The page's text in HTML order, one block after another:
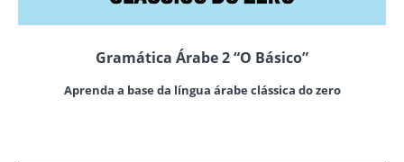
Gramática Árabe 2 “O Básico”
Aprenda a base da língua árabe clássica do zero